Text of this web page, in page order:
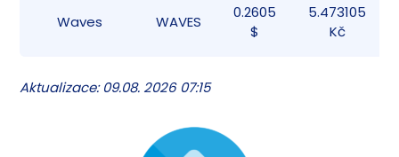
Waves WAVES
0.2605
$
5.473105
Kč
Aktualizace: 09.08. 2026 07:15